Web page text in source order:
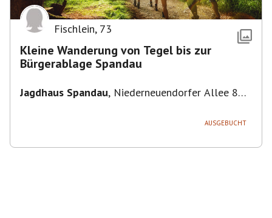
Fischlein, 73
Kleine Wanderung von Tegel bis zur
Bürgerablage Spandau
Jagdhaus Spandau, Niederneuendorfer Allee 80,
AUSGEBUCHT